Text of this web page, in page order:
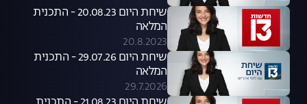
שיחת היום 20.08.23 - התכנית
המלאה
20.8.2023
שיחת היום 29.07.26 - התכנית
המלאה
29.7.2026